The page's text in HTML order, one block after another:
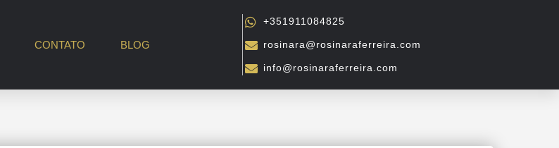
CONTATO BLOG
+351911084825
rosinara@rosinaraferreira.com
info@rosinaraferreira.com